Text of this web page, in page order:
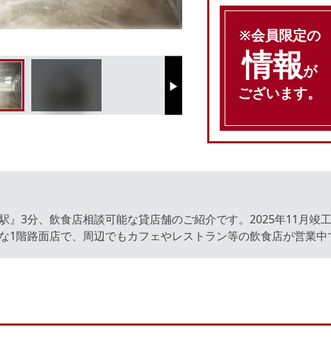
Next
※会員限定の
情報が
ございます。
』3分、飲食店相談可能な貸店舗のご紹介です。2025年11月
1階路面店で、周辺でもカフェやレストラン等の飲食店が営業中